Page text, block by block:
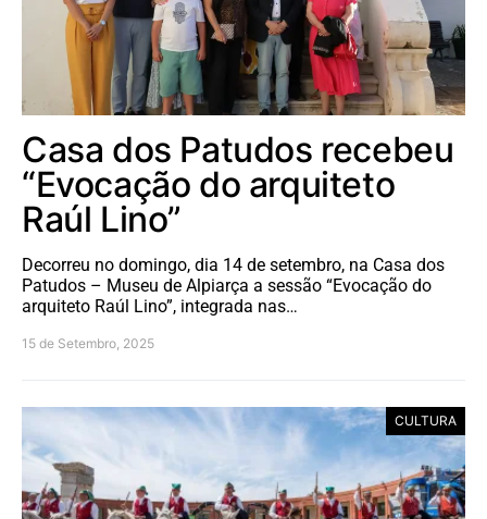
Casa dos Patudos recebeu
“Evocação do arquiteto
Raúl Lino”
Decorreu no domingo, dia 14 de setembro, na Casa dos
Patudos – Museu de Alpiarça a sessão “Evocação do
arquiteto Raúl Lino”, integrada nas…
15 de Setembro, 2025
CULTURA